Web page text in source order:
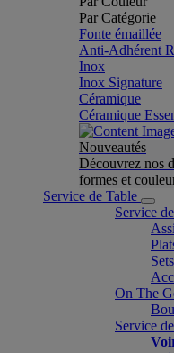
Par Catégorie
Fonte émaillée
Anti-Adhérent
Inox
Inox Signature
Céramique
Céramique
Nouveautés
Découvrez nos
formes et
Service de Table
Service
On The
Service